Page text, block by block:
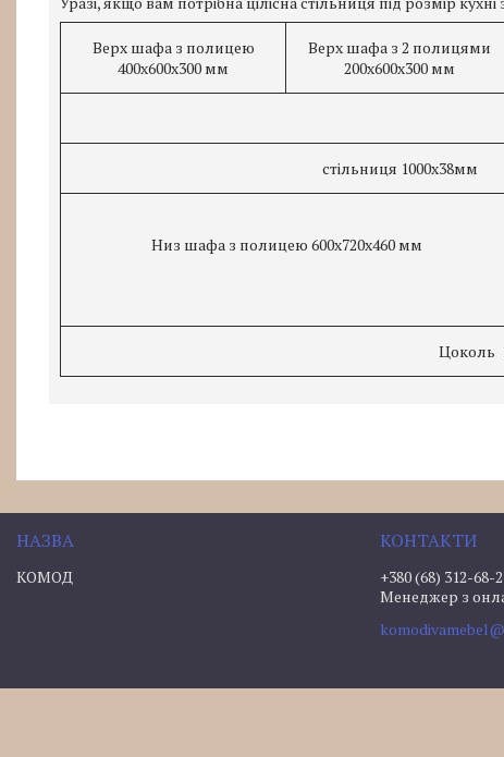
Верх шафа з полицею
400х600х300 мм
Верх шафа з 2 полицями
200х600х300 мм
стільниця 1000х38мм
Низ шафа з полицею 600х720х460 мм
Цоколь
КОМОД
+380 (68) 312-68-
Менеджер з